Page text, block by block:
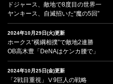
ドジャース、敵地で8度目の世界一
ヤンキース、自滅招いた“魔の5回”
2024年10月29日(火)更新
ホークス“横綱相撲”で敵地2連勝
OB高木豊「DeNAはケンカ腰で」
2024年10月25日(金)更新
「2戦目重視」Ⅴ9巨人の戦略